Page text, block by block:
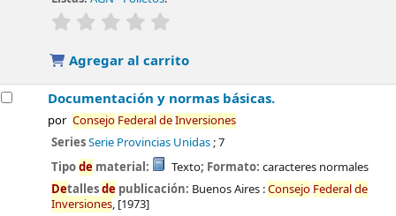
valoración
Agregar al carrito
Documentación y normas básicas.
por Consejo FederaldeInversiones
SeriesSerie Provincias Unidas; 7
Tipode material: Texto; Formato: caracteres normales
Detallesde publicación: Buenos Aires :Consejo Federalde
Inversiones, [1973]